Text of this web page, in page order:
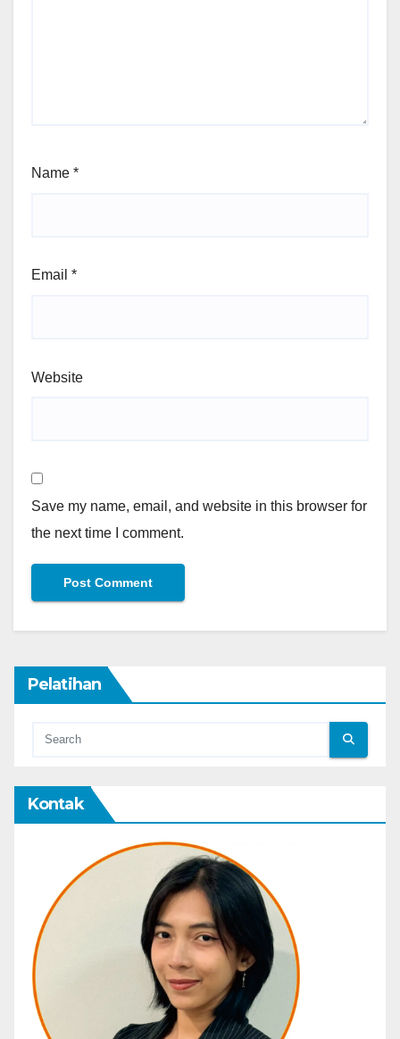
Name *
Email *
Website
Save my name, email, and website in this browser for
the next time I comment.
Pelatihan
Kontak